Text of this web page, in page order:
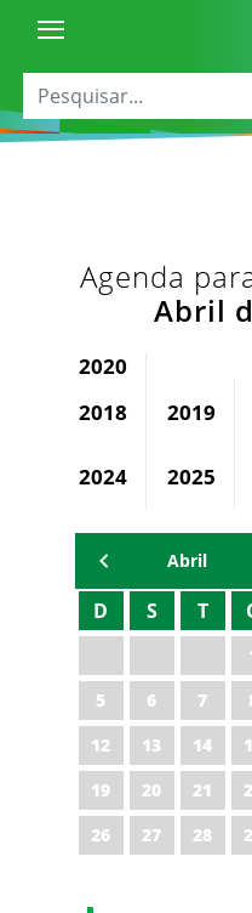
Agenda
Abril
2020
2018
2019
2024 2025
Abril
D S T
5
6 7
12
13 14
19
20 21
26
27 28